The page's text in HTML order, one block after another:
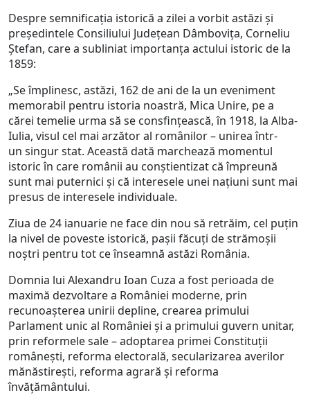
Despre semnificația istorică a zilei a vorbit astăzi și
președintele Consiliului Județean Dâmbovița, Corneliu
Ștefan, care a subliniat importanța actului istoric de la
1859:
„Se împlinesc, astăzi, 162 de ani de la un eveniment
memorabil pentru istoria noastră, Mica Unire, pe a
cărei temelie urma să se consfințească, în 1918, la Alba-
Iulia, visul cel mai arzător al românilor – unirea într-
un singur stat. Această dată marchează momentul
istoric în care românii au conștientizat că împreună
sunt mai puternici și că interesele unei națiuni sunt mai
presus de interesele individuale.
Ziua de 24 ianuarie ne face din nou să retrăim, cel puțin
la nivel de poveste istorică, pașii făcuți de strămoșii
noștri pentru tot ce înseamnă astăzi România.
Domnia lui Alexandru Ioan Cuza a fost perioada de
maximă dezvoltare a României moderne, prin
recunoașterea unirii depline, crearea primului
Parlament unic al României şi a primului guvern unitar,
prin reformele sale – adoptarea primei Constituții
românești, reforma electorală, secularizarea averilor
mănăstirești, reforma agrară și reforma
învățământului.